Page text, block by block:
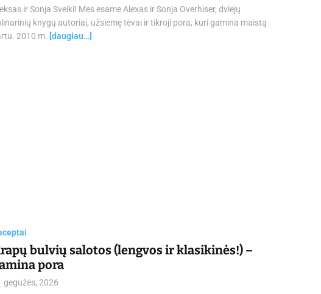
ir Sonja Sveiki! Mes esame Alexas ir Sonja Overhiser, dviejų
knygų autoriai, užsiėmę tėvai ir tikroji pora, kuri gamina maistą
2010 m. [daugiau…]
bulvių salotos (lengvos ir klasikinės!) –
pora
gegužės, 2026